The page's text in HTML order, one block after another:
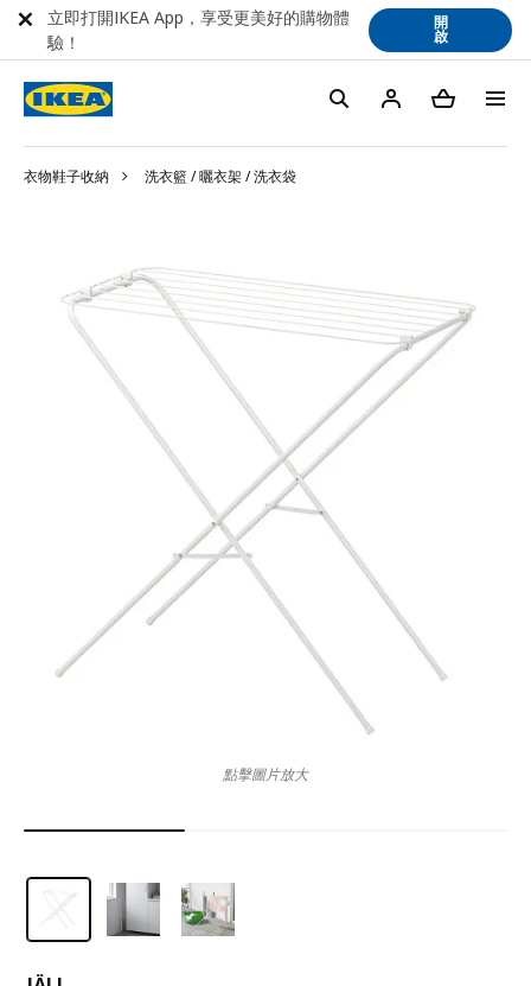
衣物鞋子收納 洗衣籃 / 曬衣架 / 洗衣袋
點擊圖片放大
立即打開IKEA App，享受更美好的購物體
驗！
開
啟